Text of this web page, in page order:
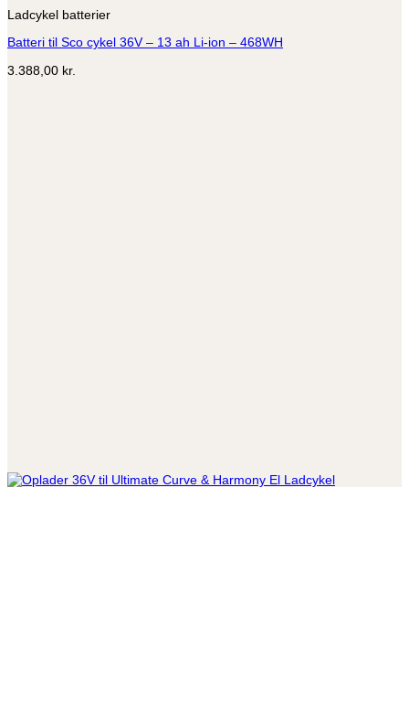
Ladcykel batterier
Batteri til Sco cykel 36V – 13 ah Li-ion – 468WH
3.388,00 kr.